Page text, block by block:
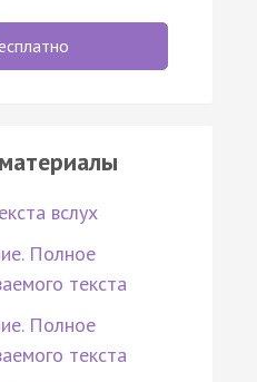
вслух
Полное
текста
Полное
текста